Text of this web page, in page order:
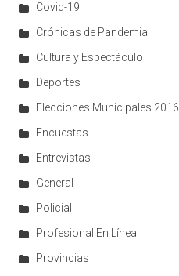
Covid-19
Crónicas de Pandemia
Cultura y Espectáculo
Deportes
Elecciones Municipales 2016
Encuestas
Entrevistas
General
Policial
Profesional En Línea
Provincias